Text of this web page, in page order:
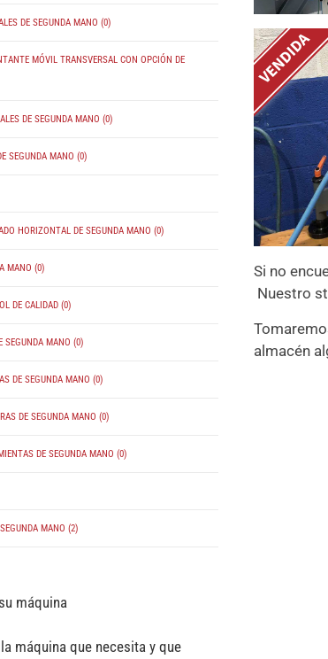
Si no
Nuestro
almacén
DE SEGUNDA MANO (0)
MÓVIL TRANSVERSAL CON OPCIÓN DE
DE SEGUNDA MANO (0)
SEGUNDA MANO (0)
HORIZONTAL DE SEGUNDA MANO (0)
MANO (0)
DE CALIDAD (0)
SEGUNDA MANO (0)
DE SEGUNDA MANO (0)
DE SEGUNDA MANO (0)
DE SEGUNDA MANO (0)
MANO (2)
máquina
máquina que necesita y que